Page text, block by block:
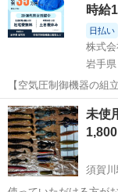
時給
日払い
株式
岩手
【空気圧制御機器の組
カー通勤OK＆工場敷地内に無料駐
気圧制御機器（シリン
出荷業務◇ ＊大手メー
岩手 釜石市 釜
未使
1,800
須賀川